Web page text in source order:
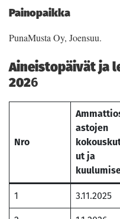
Painopaikka
PunaMusta Oy, Joensuu.
Aineistopäivät ja
2026
Nro
astojen
ut ja
1 3.11.2025